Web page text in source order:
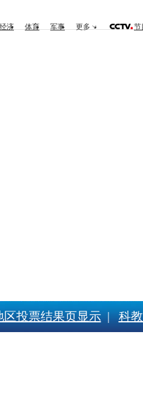
经济 体育 军事 更多 节
区投票结果页显示 | 科